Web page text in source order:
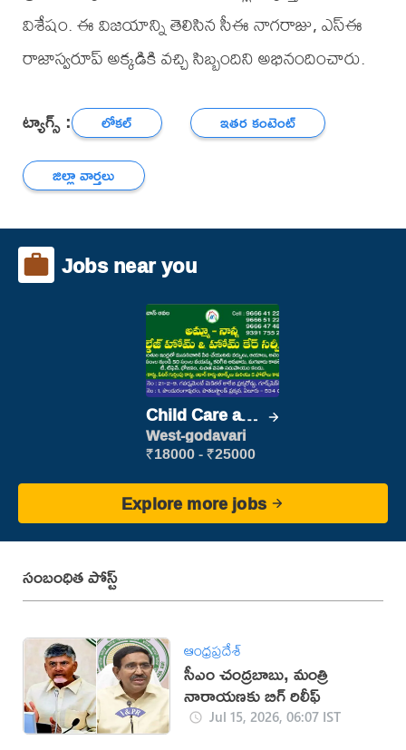
విశేషం. ఈ విజయాన్ని తెలిసిన సీఈ నాగరాజు, ఎస్ఈ
రాజాస్వరూప్ అక్కడికి వచ్చి సిబ్బందిని అభినందించారు.
ట్యాగ్స్ : లోకల్
ఇతర కంటెంట్
జిల్లా వార్తలు
Jobs near you
Child Care and
Patient care
West-godavari
₹18000 - ₹25000
Explore more jobs
సంబంధిత పోస్ట్
ఆంధ్రప్రదేశ్
సీఎం చంద్రబాబు, మంత్రి
నారాయణకు బిగ్ రిలీఫ్
Jul 15, 2026, 06:07 IST